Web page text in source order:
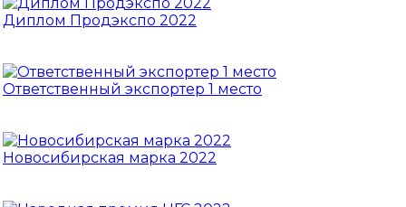
Диплом Продэкспо 2022
Ответственный экспортер 1 место
Новосибирская марка 2022